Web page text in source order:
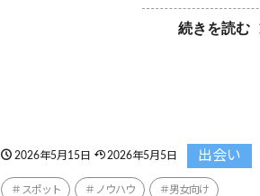
続きを読む
2026年5月15日 2026年5月5日 出会い
スポット ノウハウ 男女向け